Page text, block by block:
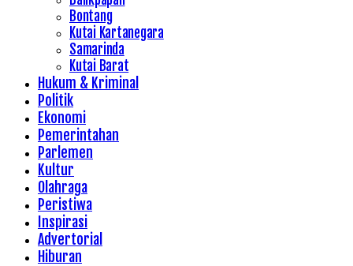
Bontang
Kutai Kartanegara
Samarinda
Kutai Barat
Hukum & Kriminal
Politik
Ekonomi
Pemerintahan
Parlemen
Kultur
Olahraga
Peristiwa
Inspirasi
Advertorial
Hiburan